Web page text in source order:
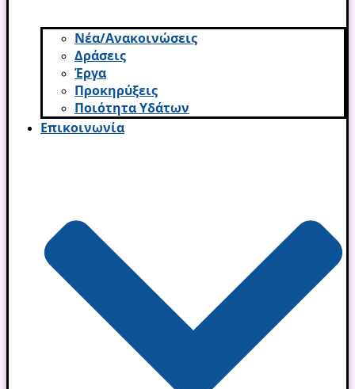
Νέα/Ανακοινώσεις
Δράσεις
Έργα
Προκηρύξεις
Ποιότητα Υδάτων
Επικοινωνία